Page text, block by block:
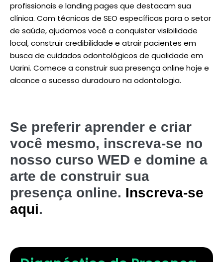
profissionais e landing pages que destacam sua
clínica. Com técnicas de SEO específicas para o setor
de saúde, ajudamos você a conquistar visibilidade
local, construir credibilidade e atrair pacientes em
busca de cuidados odontológicos de qualidade em
Uarini. Comece a construir sua presença online hoje e
alcance o sucesso duradouro na odontologia.
Se preferir aprender e criar
você mesmo, inscreva-se no
nosso curso WED e domine a
arte de construir sua
presença online. Inscreva-se
aqui.